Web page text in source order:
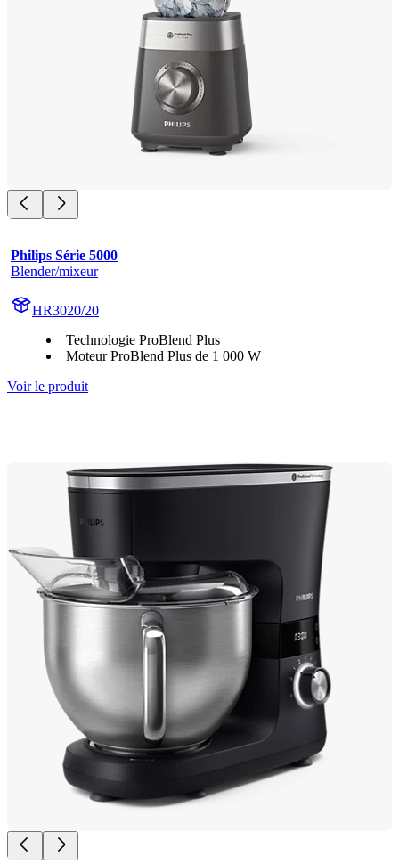
Philips Série 5000
Blender/mixeur
HR3020/20
Technologie ProBlend Plus
Moteur ProBlend Plus de 1 000 W
Voir le produit